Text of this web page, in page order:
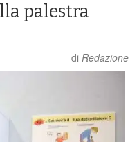
palestra
di Redazione